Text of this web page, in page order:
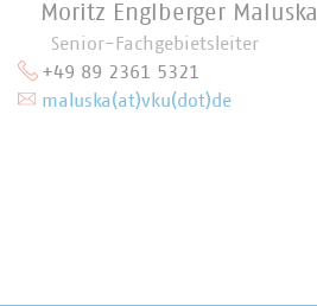
Moritz Englberger Maluska
Senior-Fachgebietsleiter
+49 89 2361 5321
maluska(at)vku(dot)de